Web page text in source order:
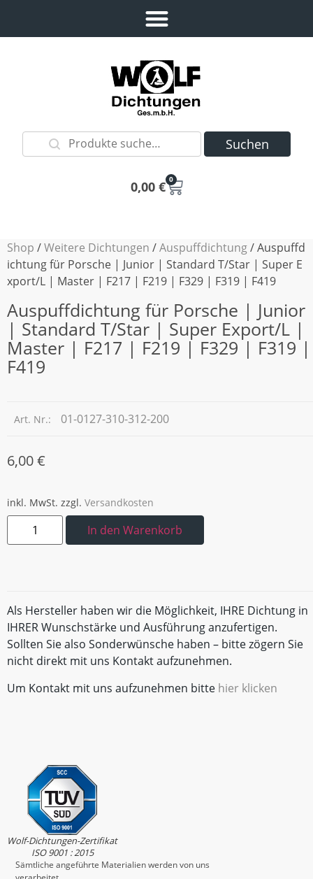
Suchen
0,00 € 0
Shop /Weitere Dichtungen /Auspuffdichtung/ Auspuffd
ichtung für Porsche | Junior | Standard T/Star | Super E
xport/L | Master | F217 | F219 | F329 | F319 | F419
Auspuffdichtung für Porsche | Junior
| Standard T/Star | Super Export/L |
Master | F217 | F219 | F329 | F319 |
F419
Art. Nr.: 01-0127-310-312-200
6,00€
inkl. MwSt. zzgl. Versandkosten
In den Warenkorb
Als Hersteller haben wir die Möglichkeit, IHRE Dichtung in
IHRER Wunschstärke und Ausführung anzufertigen.
Sollten Sie also Sonderwünsche haben – bitte zögern Sie
nicht direkt mit uns Kontakt aufzunehmen.
Um Kontakt mit uns aufzunehmen bitte hier klicken
Wolf-Dichtungen-Zertifikat
ISO 9001 : 2015
Sämtliche angeführte Materialien werden von uns